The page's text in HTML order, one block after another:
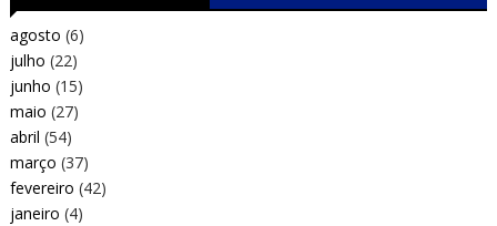
agosto (6)
julho (22)
junho (15)
maio (27)
abril (54)
março (37)
fevereiro (42)
janeiro (4)